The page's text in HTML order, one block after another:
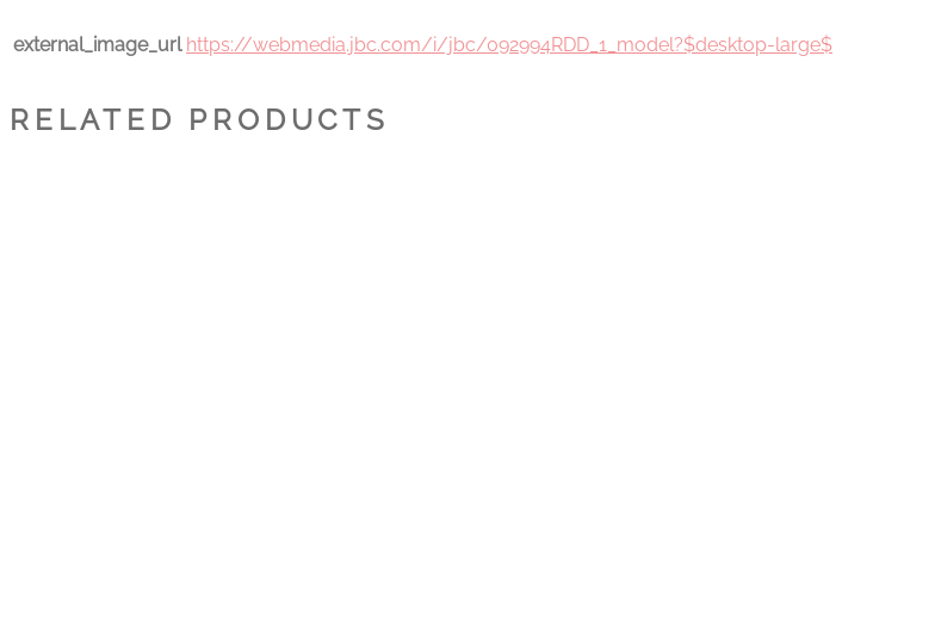
external_image_url https://webmedia.jbc.com/i/jbc/092994RDD_1_model?$desktop-large$
RELATED PRODUCTS